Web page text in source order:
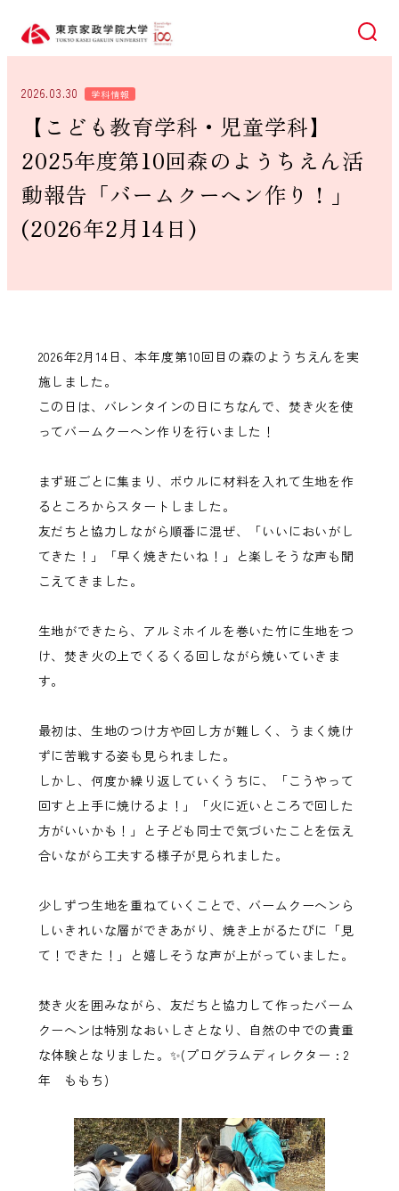
検索
2026.03.30 学科情報
【こども教育学科・児童学科】
2025年度第10回森のようちえん活
動報告「バームクーヘン作り！」
(2026年2月14日)
2026年2月14日、本年度第10回目の森のようちえんを実
施しました。
この日は、バレンタインの日にちなんで、焚き火を使
ってバームクーヘン作りを行いました！
まず班ごとに集まり、ボウルに材料を入れて生地を作
るところからスタートしました。
友だちと協力しながら順番に混ぜ、「いいにおいがし
てきた！」「早く焼きたいね！」と楽しそうな声も聞
こえてきました。
生地ができたら、アルミホイルを巻いた竹に生地をつ
け、焚き火の上でくるくる回しながら焼いていきま
す。
最初は、生地のつけ方や回し方が難しく、うまく焼け
ずに苦戦する姿も見られました。
しかし、何度か繰り返していくうちに、「こうやって
回すと上手に焼けるよ！」「火に近いところで回した
方がいいかも！」と子ども同士で気づいたことを伝え
合いながら工夫する様子が見られました。
少しずつ生地を重ねていくことで、バームクーヘンら
しいきれいな層ができあがり、焼き上がるたびに「見
て！できた！」と嬉しそうな声が上がっていました。
焚き火を囲みながら、友だちと協力して作ったバーム
クーヘンは特別なおいしさとなり、自然の中での貴重
な体験となりました。✨(プログラムディレクター : 2
年 ももち)